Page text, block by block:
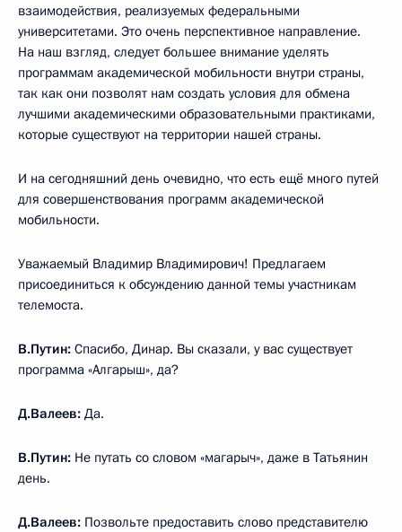
взаимодействия, реализуемых федеральными
университетами. Это очень перспективное направление.
На наш взгляд, следует большее внимание уделять
программам академической мобильности внутри страны,
так как они позволят нам создать условия для обмена
лучшими академическими образовательными практиками,
которые существуют на территории нашей страны.
И на сегодняшний день очевидно, что есть ещё много путей
для совершенствования программ академической
мобильности.
Уважаемый Владимир Владимирович! Предлагаем
присоединиться к обсуждению данной темы участникам
телемоста.
В.Путин: Спасибо, Динар. Вы сказали, у вас существует
программа «Алгарыш», да?
Д.Валеев: Да.
В.Путин: Не путать со словом «магарыч», даже в Татьянин
день.
Д.Валеев: Позвольте предоставить слово представителю